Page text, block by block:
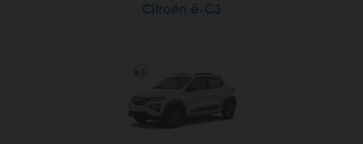
Citroën ë-C3